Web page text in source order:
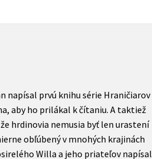
napísal prvú knihu série Hraničiarov
aby ho prilákal k čítaniu. A taktiež
hrdinovia nemusia byť len urastení
obľúbený v mnohých krajinách
Willa a jeho priateľov napísal